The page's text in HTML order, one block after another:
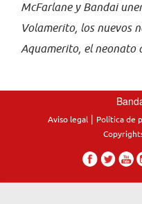
McFarlane y Bandai
Volamerito, los nuevos
Aquamerito, el neonato
Aviso legal| Política de